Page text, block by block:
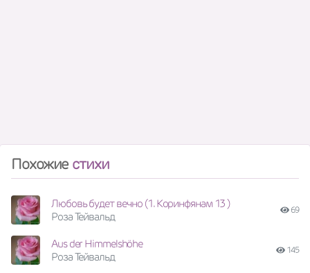
Похожие стихи
Любовь будет вечно (1. Коринфянам 13 )
Роза Тейвальд
69
Aus der Himmelshöhe
Роза Тейвальд
145